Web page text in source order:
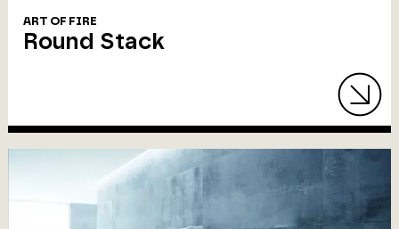
ART OF FIRE
Round Stack